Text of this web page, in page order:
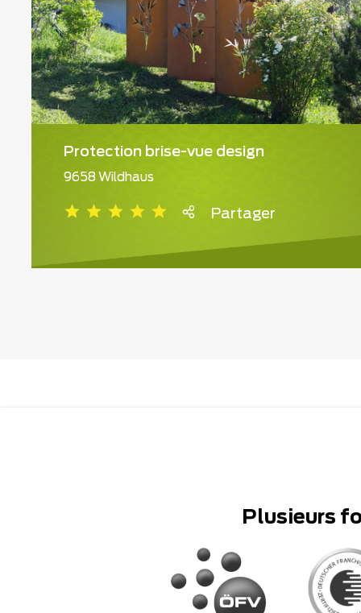
Protection brise-vue design
9658 Wildhaus
Partager
Plusieurs